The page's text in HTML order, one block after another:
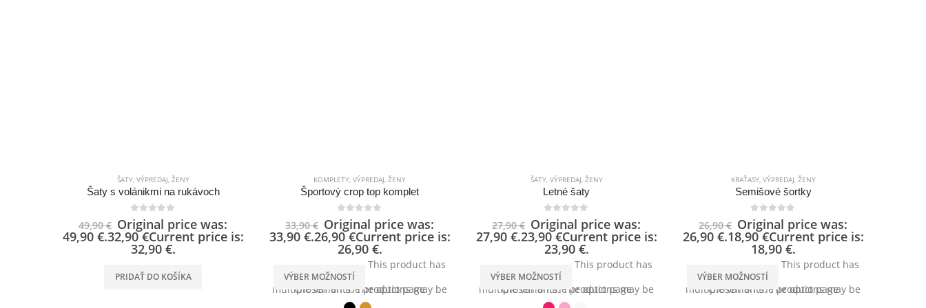
ŠATY, VÝPREDAJ ŽENY
Šaty s volánikmi na rukávoch
0 out of 5
49,90€ Original price was:
49,90 €.32,90€Current price is:
32,90 €.
PRIDAŤ DO KOŠÍKA
KOMPLETY VÝPREDAJ ŽENY
Športový crop top komplet
0 out of 5
33,90€ Original price was:
33,90 €.26,90€Current price is:
26,90 €.
VÝBER MOŽNOSTÍ
This product has
multiple variants. The options may be chosen on the product page
ŠATY, VÝPREDAJ ŽENY
Letné šaty
0 out of 5
27,90€ Original price was:
27,90 €.23,90€Current price is:
23,90 €.
VÝBER MOŽNOSTÍ
This product has
multiple variants. The options may be chosen on the product page
KRAŤASY, VÝPREDAJ ŽENY
Semišové šortky
0 out of 5
26,90€ Original price was:
26,90 €.18,90€Current price is:
18,90 €.
VÝBER MOŽNOSTÍ
This product has
multiple variants. The options may be chosen on the product page